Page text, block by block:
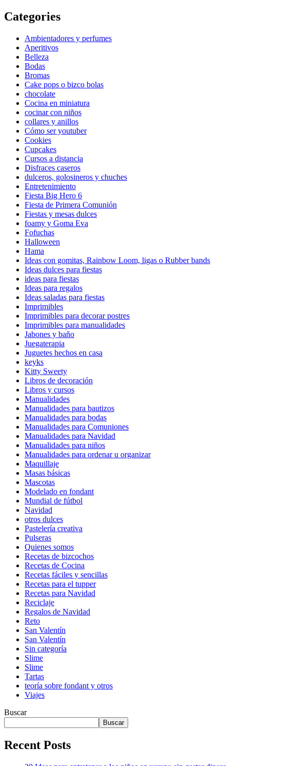
Categories
Ambientadores y perfumes
Aperitivos
Belleza
Bodas
Bromas
Cake pops o bizco bolas
chocolate
Cocina en miniatura
cocinar con niños
collares y anillos
Cómo ser youtuber
Cookies
Cupcakes
Cursos a distancia
Disfraces caseros
dulceros, golosineros y chuches
Entretenimiento
Fiesta Big Hero 6
Fiesta de Primera Comunión
Fiestas y mesas dulces
foamy y Goma Eva
Fofuchas
Halloween
Hama
Ideas con gomitas, Rainbow Loom, ligas o Rubber bands
Ideas dulces para fiestas
ideas para fiestas
Ideas para regalos
Ideas saladas para fiestas
Imprimibles
Imprimibles para decorar postres
Imprimibles para manualidades
Jabones y baño
Juegaterapia
Juguetes hechos en casa
keyks
Kitty Sweety
Libros de decoración
Libros y cursos
Manualidades
Manualidades para bautizos
Manualidades para bodas
Manualidades para Comuniones
Manualidades para Navidad
Manualidades para niños
Manualidades para ordenar u organizar
Maquillaje
Masas básicas
Mascotas
Modelado en fondant
Mundial de fútbol
Navidad
otros dulces
Pastelería creativa
Pulseras
Quienes somos
Recetas de bizcochos
Recetas de Cocina
Recetas fáciles y sencillas
Recetas para el tupper
Recetas para Navidad
Reciclaje
Regalos de Navidad
Reto
San Valentín
San Valentín
Sin categoría
Slime
Slime
Tartas
teoría sobre fondant y otros
Viajes
Buscar
Buscar
Recent Posts